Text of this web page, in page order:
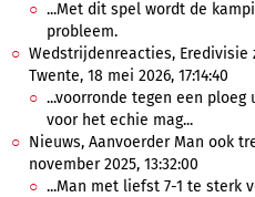
...Met dit spel wordt de
probleem.
Wedstrijdenreacties, Eredivisie
Twente, 18 mei 2026, 17:14:40
...voorronde tegen een ploeg
voor het echie mag...
Nieuws, Aanvoerder Man ook
november 2025, 13:32:00
...Man met liefst 7-1 te sterk